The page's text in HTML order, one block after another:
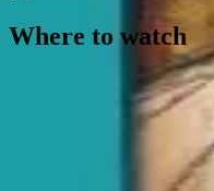
Where to watch
Privacy
·a product